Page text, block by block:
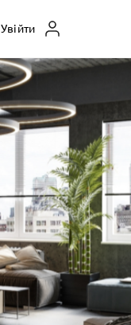
Увійти